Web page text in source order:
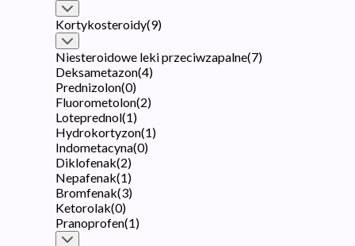
Kortykosteroidy(9)
Niesteroidowe leki przeciwzapalne(7)
Deksametazon(4)
Prednizolon(0)
Fluorometolon(2)
Loteprednol(1)
Hydrokortyzon(1)
Indometacyna(0)
Diklofenak(2)
Nepafenak(1)
Bromfenak(3)
Ketorolak(0)
Pranoprofen(1)